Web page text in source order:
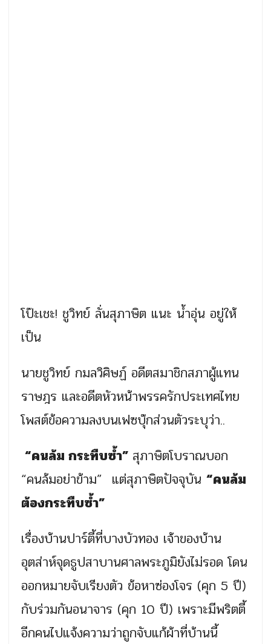
โป๊ะเชะ! ชูวิทย์ ลั่นสุภาษิต แนะ น้ำอุ่น อยู่ให้
เป็น
นายชูวิทย์ กมลวิศิษฏ์ อดีตสมาชิกสภาผู้แทน
ราษฎร และอดีตหัวหน้าพรรครักประเทศไทย
โพสต์ข้อความลงบนเฟซบุ๊กส่วนตัวระบุว่า..
“คนล้ม กระทืบซ้ำ” สุภาษิตโบราณบอก
“คนล้มอย่าข้าม” แต่สุภาษิตปัจจุบัน “คนล้ม
ต้องกระทืบซ้ำ”
เรื่องบ้านปาร์ตี้ที่บางบัวทอง เจ้าของบ้าน
อุตส่าห์จุดธูปสาบานศาลพระภูมิยังไม่รอด โดน
ออกหมายจับเรียงตัว ข้อหาซ่องโจร (คุก 5 ปี)
กับร่วมกันอนาจาร (คุก 10 ปี) เพราะมีพริตตี้
อีกคนไปแจ้งความว่าถูกจับแก้ผ้าที่บ้านนี้